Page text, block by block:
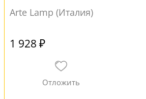
Arte Lamp (Италия)
1 928 ₽